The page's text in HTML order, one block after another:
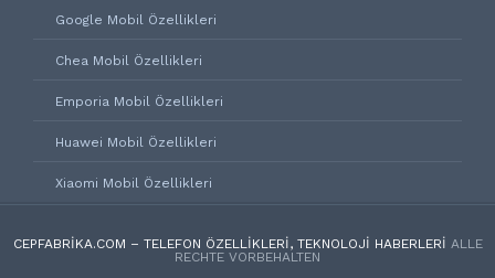
Google Mobil Özellikleri
Chea Mobil Özellikleri
Emporia Mobil Özellikleri
Huawei Mobil Özellikleri
Xiaomi Mobil Özellikleri
CEPFABRIKA.COM – TELEFON ÖZELLIKLERI, TEKNOLOJI HABERLERI ALLE
RECHTE VORBEHALTEN